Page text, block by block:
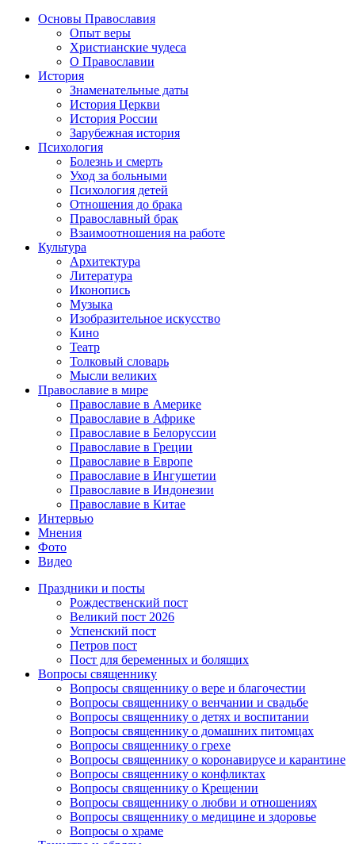
Основы Православия
Опыт веры
Христианские чудеса
О Православии
История
Знаменательные даты
История Церкви
История России
Зарубежная история
Психология
Болезнь и смерть
Уход за больными
Психология детей
Отношения до брака
Православный брак
Взаимоотношения на работе
Культура
Архитектура
Литература
Иконопись
Музыка
Изобразительное искусство
Кино
Театр
Толковый словарь
Мысли великих
Православие в мире
Православие в Америке
Православие в Африке
Православие в Белоруссии
Православие в Греции
Православие в Европе
Православие в Ингушетии
Православие в Индонезии
Православие в Китае
Интервью
Мнения
Фото
Видео
Праздники и посты
Рождественский пост
Великий пост 2026
Успенский пост
Петров пост
Пост для беременных и болящих
Вопросы священнику
Вопросы священнику о вере и благочестии
Вопросы священнику о венчании и свадьбе
Вопросы священнику о детях и воспитании
Вопросы священнику о домашних питомцах
Вопросы священнику о грехе
Вопросы священнику о коронавирусе и карантине
Вопросы священнику о конфликтах
Вопросы священнику о Крещении
Вопросы священнику о любви и отношениях
Вопросы священнику о медицине и здоровье
Вопросы о храме